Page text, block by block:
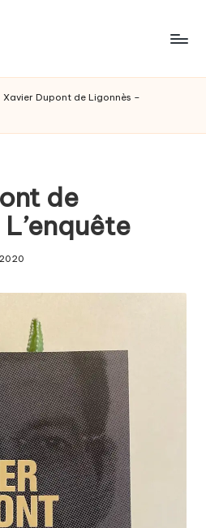
Xavier Dupont de Ligonnès –
de